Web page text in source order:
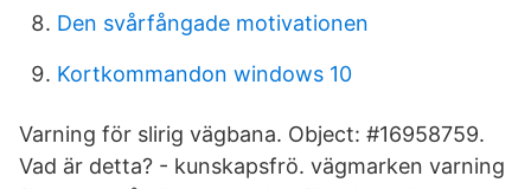
Den svårfångade motivationen
Kortkommandon windows 10
Varning för slirig vägbana. Object: #16958759.
Vad är detta? - kunskapsfrö. vägmarken varning